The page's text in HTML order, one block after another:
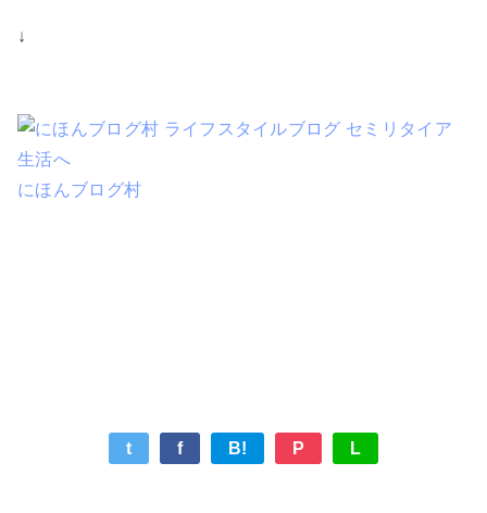
↓
にほんブログ村
t f B! P L